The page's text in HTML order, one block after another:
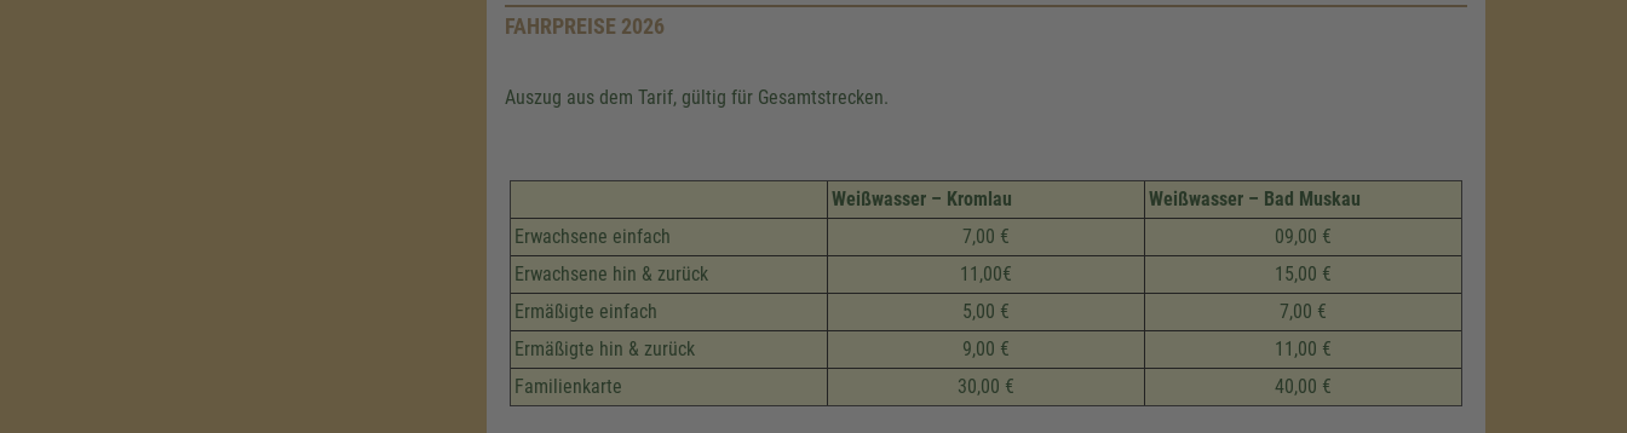
FAHRPREISE 2026
Auszug aus dem Tarif, gültig für Gesamtstrecken.
Weißwasser – Kromlau
Weißwasser – Bad Muskau
Erwachsene einfach
7,00 €
09,00 €
Erwachsene hin & zurück
11,00€
15,00 €
Ermäßigte einfach
5,00 €
7,00 €
Ermäßigte hin & zurück
9,00 €
11,00 €
Familienkarte
30,00 € 40,00 €